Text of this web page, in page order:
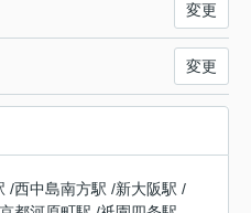
変更
変更
/西中島南方駅 /新大阪駅 /